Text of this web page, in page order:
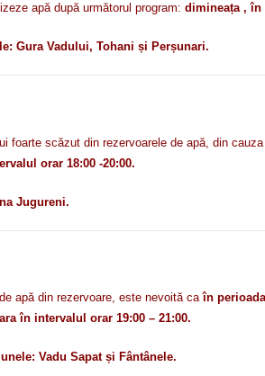
apă după următorul program: dimineața , în
Gura Vadului, Tohani și Perșunari.
foarte scăzut din rezervoarele de apă, din
orar 18:00 -20:00.
Jugureni.
apă din rezervoare, este nevoită caîn
în intervalul orar 19:00 – 21:00.
Vadu Sapat și Fântânele.